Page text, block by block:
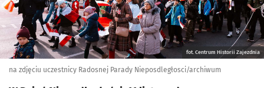
fot. Centrum Historii Zajezdnia
na zdjęciu uczestnicy Radosnej Parady Nieposdległosci/archiwum